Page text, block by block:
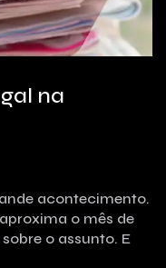
na
acontecimento.
o mês de
o assunto. E